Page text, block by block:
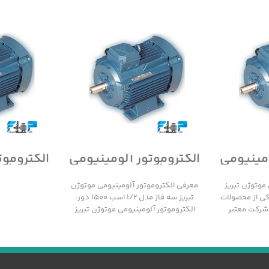
فاز
تبریز
1000 دور یکی از محصولات
معتبر
الکتروموتور آلومینیومی
موتوژن تبریز سه فاز
مدل 1/2 اسب 1500 دور
معرفی الکتروموتور آلومینیومی موتوژن
تبریز سه فاز مدل 1/2 اسب 1500 دور:
الکتروموتور آلومینیومی موتوژن تبریز